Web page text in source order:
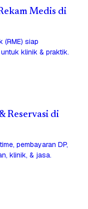
Medis di
(RME) siap
klinik & praktik.
Reservasi di
pembayaran DP,
klinik, & jasa.